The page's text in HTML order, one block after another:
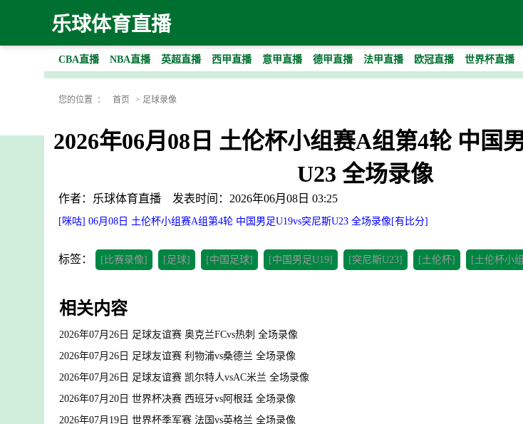
乐球体育直播
CBA直播 NBA直播 英超直播 西甲直播 意甲直播 德甲直播 法甲直播 欧冠直播 世界杯直播
您的位置 ： 首页 > 足球录像
2026年06月08日 土伦杯小组赛A组第4轮 中国
U23 全场录像
作者：乐球体育直播 发表时间：2026年06月08日 03:25
[咪咕] 06月08日 土伦杯小组赛A组第4轮 中国男足U19vs突尼斯U23 全场录像[有比分]
标签： [比赛录像] [足球] [中国足球] [中国男足U19] [突尼斯U23] [土伦杯] [土伦杯小
相关内容
2026年07月26日 足球友谊赛 奥克兰FCvs热刺 全场录像
2026年07月26日 足球友谊赛 利物浦vs桑德兰 全场录像
2026年07月26日 足球友谊赛 凯尔特人vsAC米兰 全场录像
2026年07月20日 世界杯决赛 西班牙vs阿根廷 全场录像
2026年07月19日 世界杯季军赛 法国vs英格兰 全场录像